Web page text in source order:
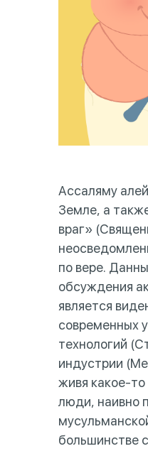
Ассаляму
Земле, а
враг»
по вере.
обсуждения
является
современных
технологий
индустрии
живя какое-то
люди, наивно
большинстве